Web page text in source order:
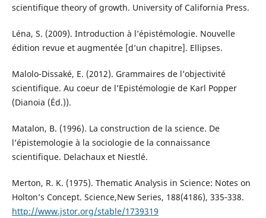
scientifique theory of growth. University of California Press.
Léna, S. (2009). Introduction à l’épistémologie. Nouvelle
édition revue et augmentée [d’un chapitre]. Ellipses.
Malolo-Dissaké, E. (2012). Grammaires de l’objectivité
scientifique. Au coeur de l’Epistémologie de Karl Popper
(Dianoia (Éd.)).
Matalon, B. (1996). La construction de la science. De
l’épistemologie à la sociologie de la connaissance
scientifique. Delachaux et Niestlé.
Merton, R. K. (1975). Thematic Analysis in Science: Notes on
Holton’s Concept. Science,New Series, 188(4186), 335‑338.
http://www.jstor.org/stable/1739319